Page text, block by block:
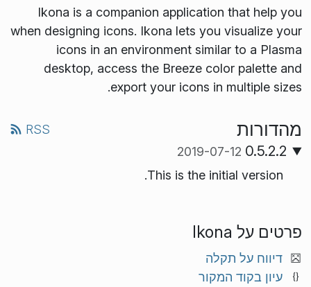
Ikona is a companion application that help you
when designing icons. Ikona lets you visualize your
icons in an environment similar to a Plasma
desktop, access the Breeze color palette and
export your icons in multiple sizes.
מהדורות RSS
0.5.2.2
2019-07-12
This is the initial version.
פרטים על Ikona
דיווח על תקלה
עיון בקוד המקור